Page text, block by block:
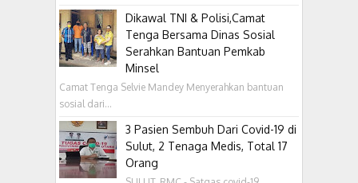
Dikawal TNI & Polisi,Camat
Tenga Bersama Dinas Sosial
Serahkan Bantuan Pemkab
Minsel
Camat Tenga Selvie Mandey Menyerahkan bantuan
sosial dari...
3 Pasien Sembuh Dari Covid-19 di
Sulut, 2 Tenaga Medis, Total 17
Orang